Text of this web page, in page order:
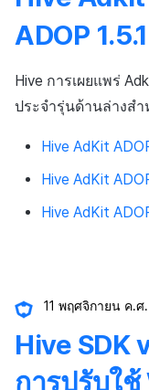
ADOP 1.5.1
Hive การเผยแพร่
ประจำรุ่นด้านล่างส
Hive AdKit
Hive AdKit
Hive AdKit
11 พฤศจิกายน ค.ศ
Hive SDK
การปรับใ